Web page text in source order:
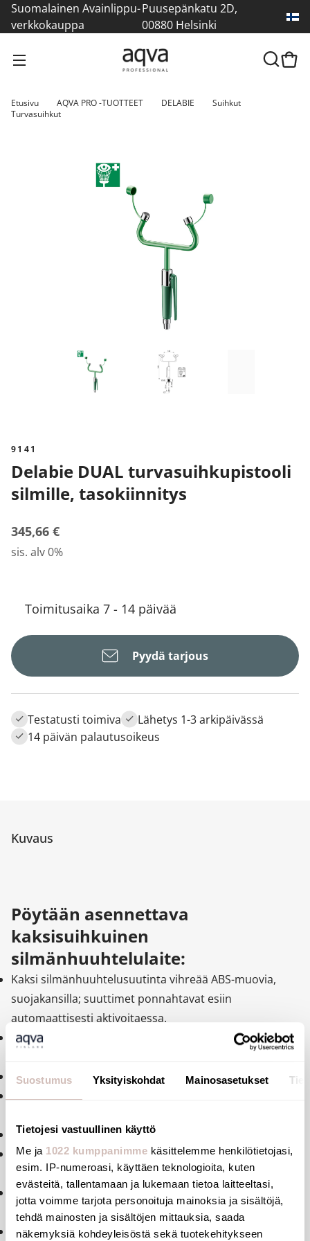
Suostumus Yksityiskohdat Mainosasetukset
Tietojesi vastuullinen käyttö
Me ja 1022 kumppanimme käsittelemme henkilötietojasi,
esim. IP-numeroasi, käyttäen teknologioita, kuten
evästeitä, tallentamaan ja lukemaan tietoa laitteeltasi,
jotta voimme tarjota personoituja mainoksia ja sisältöjä,
tehdä mainosten ja sisältöjen mittauksia, saada
näkemyksiä kohdeyleisöstä sekä tuotekehitykseen
Suomalainen Avainlippu-
verkkokauppa
Puusepänkatu 2D,
00880 Helsinki
Etusivu AQVA PRO -TUOTTEET DELABIE
Suihkut
Turvasuihkut
9141
Delabie DUAL turvasuihkupistooli
silmille, tasokiinnitys
345,66 €
sis. alv 0%
Toimitusaika 7 - 14 päivää
Pyydä tarjous
Testatusti toimiva
Lähetys 1-3 arkipäivässä
14 päivän palautusoikeus
Kuvaus
Pöytään asennettava
kaksisuihkuinen
silmänhuuhtelulaite:
Kaksi silmänhuuhtelusuutinta vihreää ABS-muovia,
suojakansilla; suuttimet ponnahtavat esiin
automaattisesti aktivoitaessa.
Silmänhuuhtelusuihku käynnistyy painamalla
Jousi sulkee suihkun automaattisesti.
Virtausnopeus 9 l/min 3 barin paineessa. Ilmastimet
Ergonominen kahva ja liipaisin vihreää polypropeenia.
Mukana ensiapulaitteiden tunnistekyltti
"Silmänhuuhtelu".
Käsisuihku joustavalla letkulla, pituus 1,50 m, 15 x 100,
1/2".
30 vuoden takuu.